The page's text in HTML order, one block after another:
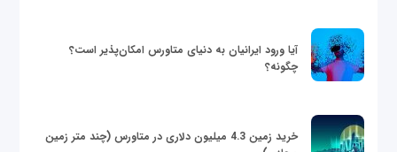
آیا ورود ایرانیان به دنیای متاورس امکان‌پذیر است؟
چگونه؟
خرید زمین 4.3 میلیون دلاری در متاورس (چند متر زمین